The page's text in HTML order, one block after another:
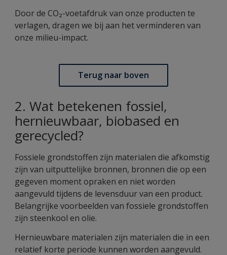
​Door de CO₂-voetafdruk van onze producten te
verlagen, dragen we bij aan het verminderen van
onze milieu-impact.
Terug naar boven
2. Wat betekenen fossiel,
hernieuwbaar, biobased en
gerecycled?
Fossiele grondstoffen zijn materialen die afkomstig
zijn van uitputtelijke bronnen, bronnen die op een
gegeven moment opraken en niet worden
aangevuld tijdens de levensduur van een product.
Belangrijke voorbeelden van fossiele grondstoffen
zijn steenkool en olie.
Hernieuwbare materialen zijn materialen die in een
relatief korte periode kunnen worden aangevuld.